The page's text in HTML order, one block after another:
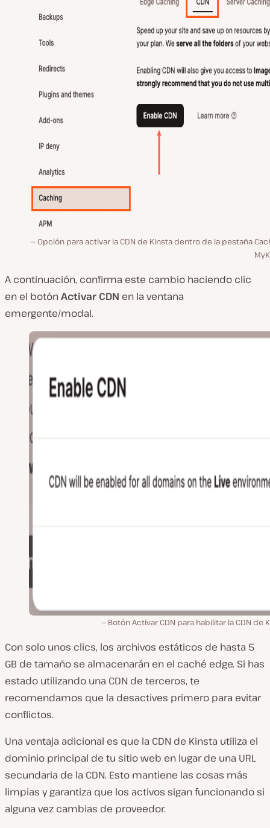
Opción para activar la CDN de Kinsta dentro de la pestaña
A continuación, confirma este cambio haciendo clic
en el botónActivar CDN en la ventana
emergente/modal.
Botón Activar CDN para habilitar la CDN de
Con solo unos clics, los archivos estáticos de hasta 5
GB de tamaño se almacenarán en el caché edge. Si has
estado utilizando una CDN de terceros, te
recomendamos que la desactives primero para evitar
conflictos.
Una ventaja adicional es que la CDN de Kinsta utiliza el
dominio principal de tu sitio web en lugar de una URL
secundaria de la CDN. Esto mantiene las cosas más
limpias y garantiza que los activos sigan funcionando si
alguna vez cambias de proveedor.